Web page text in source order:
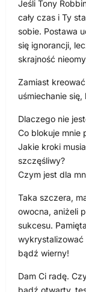
Jeśli Tony
cały czas i Ty
sobie. Postawa
się ignorancji,
skrajność
Zamiast
uśmiechanie
Dlaczego nie
Co blokuje mnie
Jakie kroki
szczęśliwy?
Czym jest dla
Taka szczera,
owocna, aniżeli
sukcesu.
wykrystalizować
bądź wierny!
Dam Ci radę.